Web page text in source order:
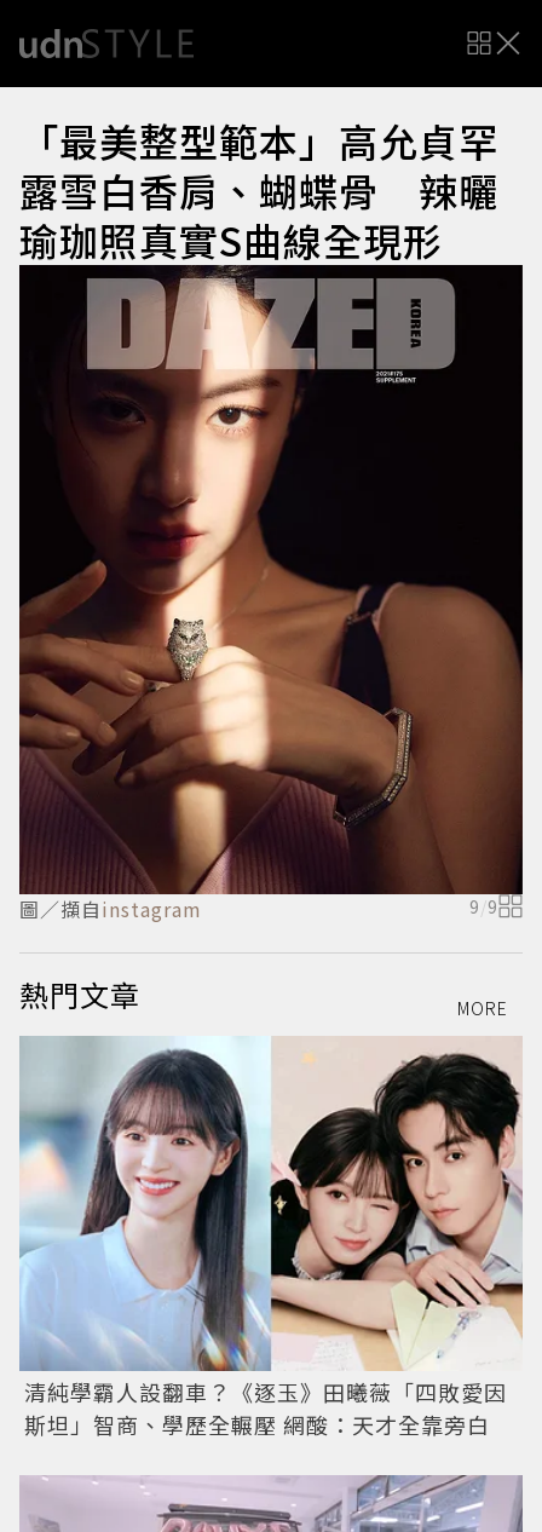
「最美整型範本」高允貞罕
露雪白香肩、蝴蝶骨 辣曬
瑜珈照真實S曲線全現形
圖／擷自instagram 9/9
熱門文章 MORE
清純學霸人設翻車？《逐玉》田曦薇「四敗愛因
斯坦」智商、學歷全輾壓 網酸：天才全靠旁白